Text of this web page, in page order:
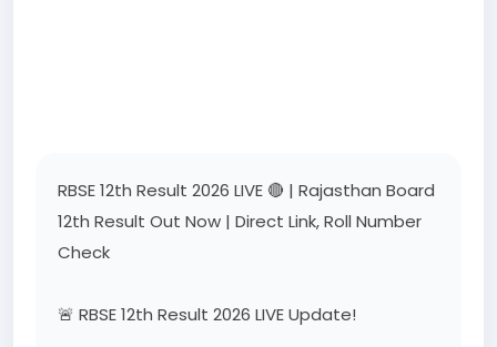
RBSE 12th Result 2026 LIVE 🔴 | Rajasthan Board
12th Result Out Now | Direct Link, Roll Number
Check
🚨 RBSE 12th Result 2026 LIVE Update!